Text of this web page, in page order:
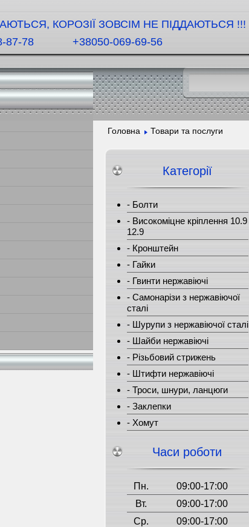
КОРОЗІЇ ЗОВСІМ НЕ ПІДДАЮТЬСЯ !!!
87-78
+38050-069-69-56
Головна Товари та послуги
Категорії
- Болти
- Високоміцне кріплення 10.9
12.9
- Кронштейн
- Гайки
- Гвинти нержавіючі
- Самонарізи з нержавіючої
сталі
- Шурупи з нержавіючої сталі
- Шайби нержавіючі
- Різьбовий стрижень
- Штифти нержавіючі
- Троси, шнури, ланцюги
- Заклепки
- Хомут
Часи роботи
Пн.
09:00-17:00
Вт.
09:00-17:00
Ср.
09:00-17:00